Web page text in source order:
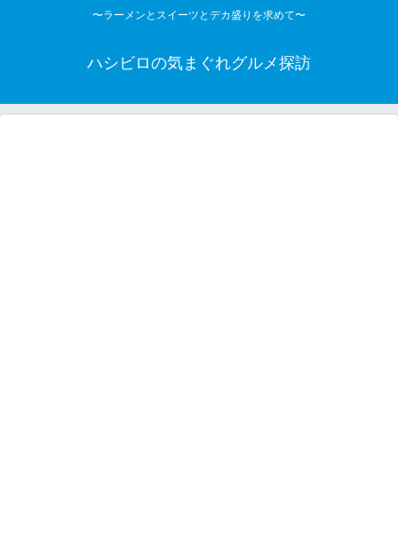
〜ラーメンとスイーツとデカ盛りを求めて〜
ハシビロの気まぐれグルメ探訪